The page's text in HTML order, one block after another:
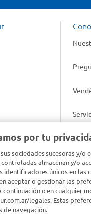
Info
por tu
sociedades sucesoras y/o
almacenan y/o
identificadores únicos en las
aceptar o gestionar las
continuación o en cualquier
legales. Estas
de navegación.